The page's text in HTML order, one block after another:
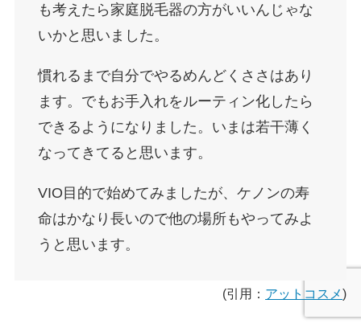
も考えたら家庭脱毛器の方がいいんじゃな
いかと思いました。
慣れるまで自分でやるめんどくささはあり
ます。でもお手入れをルーティン化したら
できるようになりました。いまは若干薄く
なってきてると思います。
VIO目的で始めてみましたが、ケノンの寿
命はかなり長いので他の場所もやってみよ
うと思います。
(引用： アットコスメ)